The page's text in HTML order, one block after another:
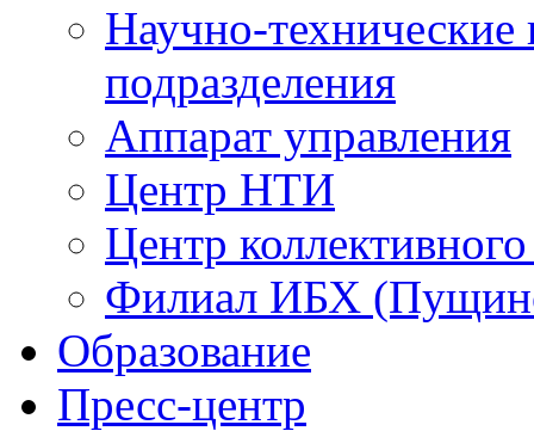
Научно-технические
подразделения
Аппарат управления
Центр НТИ
Центр
Филиал ИБХ
Образование
Пресс-центр